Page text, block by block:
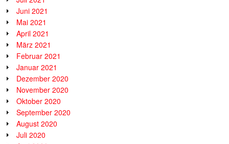
Juni 2021
Mai 2021
April 2021
März 2021
Februar 2021
Januar 2021
Dezember 2020
November 2020
Oktober 2020
September 2020
August 2020
Juli 2020